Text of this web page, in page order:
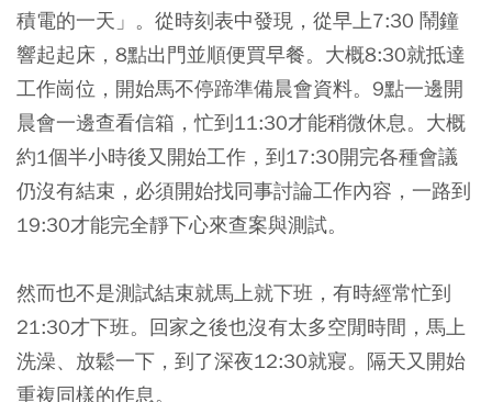
積電的一天」。從時刻表中發現，從早上7:30 鬧鐘
響起起床，8點出門並順便買早餐。大概8:30就抵達
工作崗位，開始馬不停蹄準備晨會資料。9點一邊開
晨會一邊查看信箱，忙到11:30才能稍微休息。大概
約1個半小時後又開始工作，到17:30開完各種會議
仍沒有結束，必須開始找同事討論工作內容，一路到
19:30才能完全靜下心來查案與測試。
然而也不是測試結束就馬上就下班，有時經常忙到
21:30才下班。回家之後也沒有太多空閒時間，馬上
洗澡、放鬆一下，到了深夜12:30就寢。隔天又開始
重複同樣的作息。